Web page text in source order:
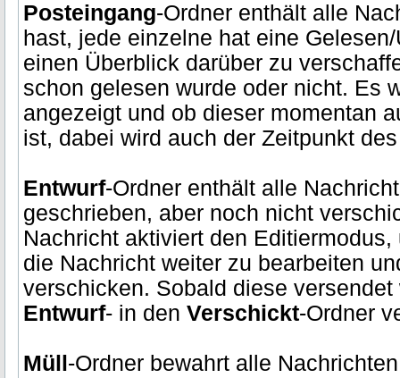
Posteingang-Ordner enthält alle
hast, jede einzelne hat eine
einen Überblick darüber zu
schon gelesen wurde oder nicht. Es
angezeigt und ob dieser momentan
ist, dabei wird auch der Zeitpunkt
Entwurf-Ordner enthält alle
geschrieben, aber noch nicht
Nachricht aktiviert den
die Nachricht weiter zu bearbeiten
verschicken. Sobald diese
Entwurf- in den Verschickt-Ordner
Müll -Ordner bewahrt alle